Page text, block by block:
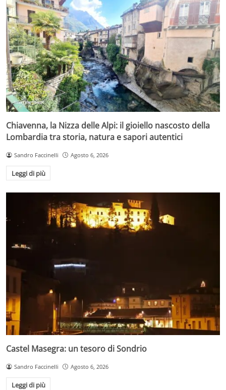
Chiavenna, la Nizza delle Alpi: il gioiello nascosto della
Lombardia tra storia, natura e sapori autentici
Sandro Faccinelli Agosto 6, 2026
Leggi di più
Castel Masegra: un tesoro di Sondrio
Sandro Faccinelli Agosto 6, 2026
Leggi di più